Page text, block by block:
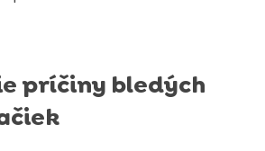
príčiny bledých